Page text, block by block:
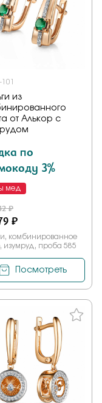
из
от Алькор с
по
3%
мед
₽
₽
комбинированное
изумруд, проба 585
Посмотреть